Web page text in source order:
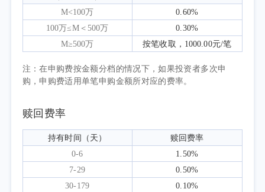
体维持低位运行；工业生产者出厂价格指数
（PPI）延续一季度修复趋势由负转正，5月受
国际能源价格支撑涨幅扩大，但内需偏弱导致
投资与销售端继续承压；制造业PMI在一季度
内需复苏基础仍待巩固。
增强资本市场信心，实施更加积极的财政政
策，着力扩大内需、推动消费升级；资本市场
深化改革持续推进，助力现代化产业体系建
M<100万
0.60%
100万≤M＜500万
0.30%
M≥500万
按笔收取，1000.00元/笔
注：在申购费按金额分档的情况下，如果投资者多次申
购，申购费适用单笔申购金额所对应的费率。
赎回费率
持有时间（天）
赎回费率
0-6
1.50%
7-29
0.50%
30-179
0.10%